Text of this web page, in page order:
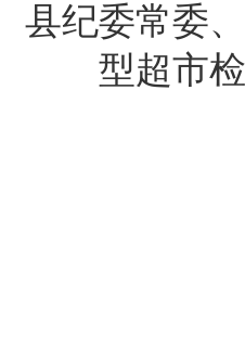
县纪委常委
型超市